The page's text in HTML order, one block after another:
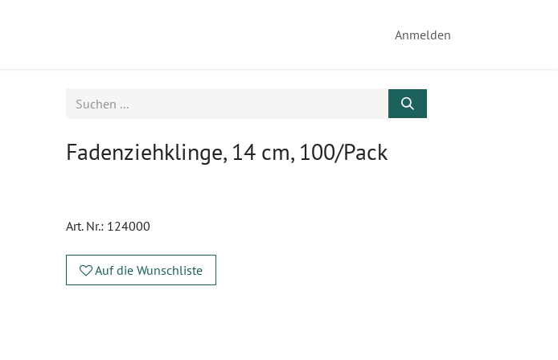
Anmelden
Fadenziehklinge, 14 cm, 100/Pack
Art. Nr.: 124000
Auf die Wunschliste